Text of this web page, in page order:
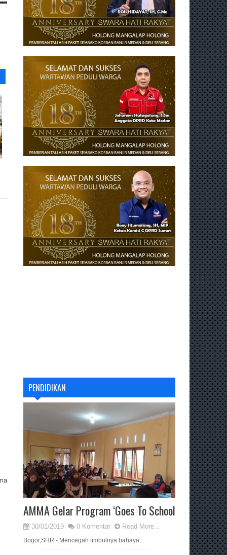
PENDIDIKAN
AMMA Gelar Program ‘Goes To School
30/01/2019 0 Komentar Read More...
Bogor,SHR - Mencegah timbulnya bahaya...